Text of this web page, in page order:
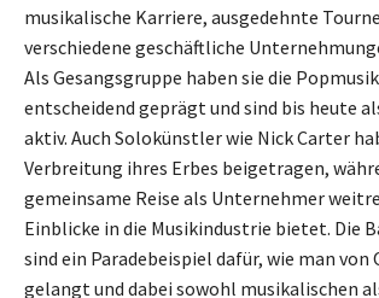
musikalische Karriere, ausgedehnte
verschiedene geschäftliche
Als Gesangsgruppe haben sie die
entscheidend geprägt und sind bis heute
aktiv. Auch Solokünstler wie Nick Carter
Verbreitung ihres Erbes beigetragen,
gemeinsame Reise als Unternehmer
Einblicke in die Musikindustrie bietet. Die
sind ein Paradebeispiel dafür, wie man von
gelangt und dabei sowohl musikalischen